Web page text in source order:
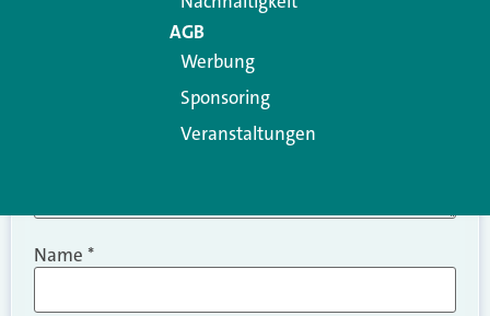
Name *
AGB
Werbung
Sponsoring
Veranstaltungen